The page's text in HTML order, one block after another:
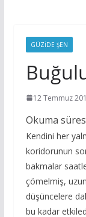
GÜZIDE ŞEN
12 Temmuz
Okuma
Kendini her
koridorunun
bakmalar
çömelmiş, uzun
düşüncelere
bu kadar